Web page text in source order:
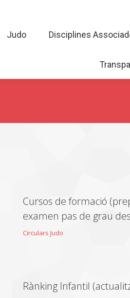
Judo Disciplines
Cursos de formació
examen pas de grau
Circulars Judo
Rànking Infantil